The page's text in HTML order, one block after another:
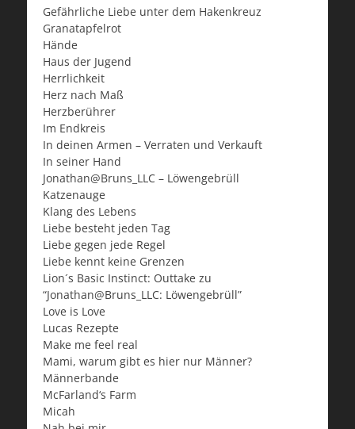
Gefährliche Liebe unter dem Hakenkreuz
Granatapfelrot
Hände
Haus der Jugend
Herrlichkeit
Herz nach Maß
Herzberührer
Im Endkreis
In deinen Armen – Verraten und Verkauft
In seiner Hand
Jonathan@Bruns_LLC – Löwengebrüll
Katzenauge
Klang des Lebens
Liebe besteht jeden Tag
Liebe gegen jede Regel
Liebe kennt keine Grenzen
Lion´s Basic Instinct: Outtake zu
“Jonathan@Bruns_LLC: Löwengebrüll”
Love is Love
Lucas Rezepte
Make me feel real
Mami, warum gibt es hier nur Männer?
Männerbande
McFarland‘s Farm
Micah